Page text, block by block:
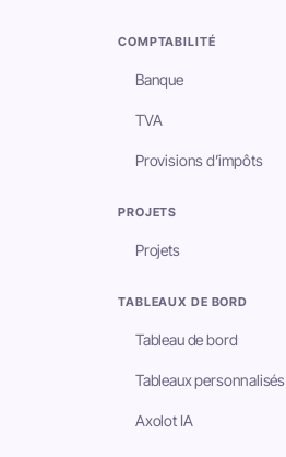
COMPTABILITÉ
Banque
TVA
Provisions d’impôts
PROJETS
Projets
TABLEAUX DE BORD
Tableau de bord
Tableaux personnalisés
Axolot IA